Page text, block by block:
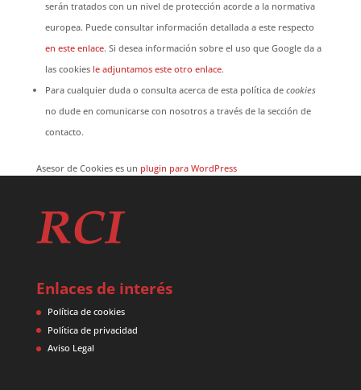
serán tratados con un nivel de protección acorde a la normativa
europea. Puede consultar información detallada a este respecto
en este enlace. Si desea información sobre el uso que Google da a
las cookies le adjuntamos este otro enlace.
Para cualquier duda o consulta acerca de esta política de cookies
no dude en comunicarse con nosotros a través de la sección de
contacto.
Asesor de Cookies es un plugin para WordPress
Enlaces de interés
Política de cookies
Política de privacidad
Aviso Legal